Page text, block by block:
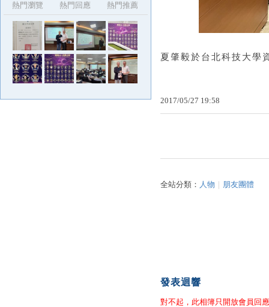
夏肇毅於台北科技大
2017/05/27 19:58
全站分類： 人物 朋友團體
發表迴響
對不起，此相簿只開放會員回應
熱門瀏覽
熱門回應 熱門推薦